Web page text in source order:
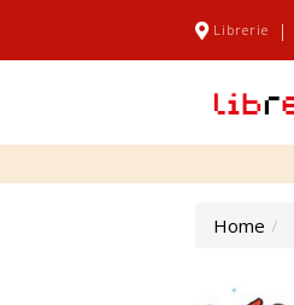
Librerie |
Home